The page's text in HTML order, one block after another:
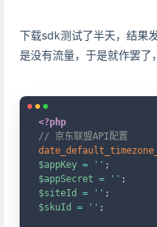
下载sdk测试了半天，结果
是没有流量，于是就作罢了
<?php
// 京东联盟API配置
$appKey = '' ;
$appSecret = '' ;
$siteId
= '' ;
$skuId
= '' ;